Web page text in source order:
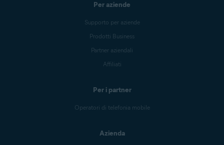
Per aziende
Supporto per aziende
Prodotti Business
Partner aziendali
Affiliati
Per i partner
Operatori di telefonia mobile
Azienda